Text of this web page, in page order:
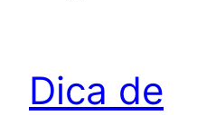
Dica de